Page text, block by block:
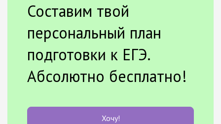
Составим твой
персональный план
подготовки к ЕГЭ.
Абсолютно бесплатно!
Хочу!